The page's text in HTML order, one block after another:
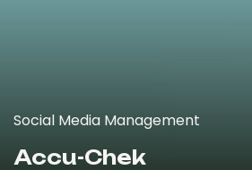
Social Media Management
Accu-Chek